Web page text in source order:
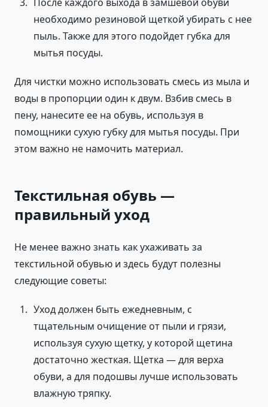
необходимо резиновой щеткой убирать с нее
пыль. Также для этого подойдет губка для
мытья посуды.
Для чистки можно использовать смесь из мыла и
воды в пропорции один к двум. Взбив смесь в
пену, нанесите ее на обувь, используя в
помощники сухую губку для мытья посуды. При
этом важно не намочить материал.
Текстильная обувь —
правильный уход
Не менее важно знать как ухаживать за
текстильной обувью и здесь будут полезны
следующие советы:
Уход должен быть ежедневным, с
тщательным очищение от пыли и грязи,
используя сухую щетку, у которой щетина
достаточно жесткая. Щетка — для верха
обуви, а для подошвы лучше использовать
влажную тряпку.